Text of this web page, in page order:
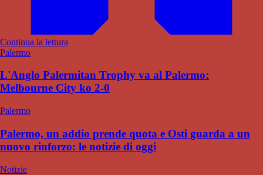
Continua la lettura
Palermo
L'Anglo Palermitan Trophy va al Palermo:
Melbourne City ko 2-0
Palermo
Palermo, un addio prende quota e Osti guarda a un
nuovo rinforzo: le notizie di oggi
Notizie